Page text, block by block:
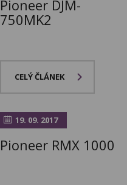
Pioneer DJM-
750MK2
CELÝ ČLÁNEK
19. 09. 2017
Pioneer RMX 1000